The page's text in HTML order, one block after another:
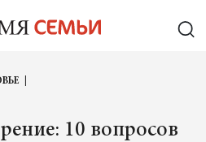
10 вопросов